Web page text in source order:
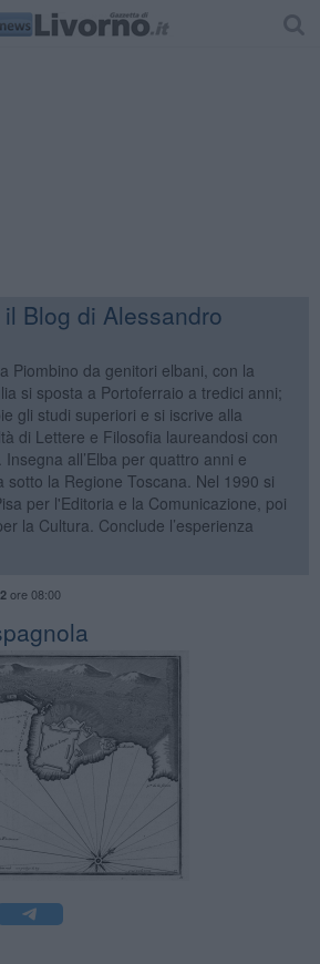
Blog di Alessandro
Piombino da genitori elbani, con la
si sposta a Portoferraio a tredici anni;
gli studi superiori e si iscrive alla
di Lettere e Filosofia laureandosi con
Insegna all’Elba per quattro anni e
sotto la Regione Toscana. Nel 1990 si
per l'Editoria e la Comunicazione, poi
la Cultura. Conclude l’esperienza
ore 08:00